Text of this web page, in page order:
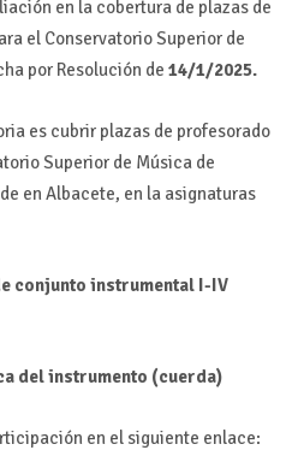
en la cobertura de plazas de
el Conservatorio Superior de
por Resolución de 14/1/2025.
es cubrir plazas de profesorado
Superior de Música de
en Albacete, en la asignaturas
conjunto instrumental I-IV
del instrumento (cuerda)
en el siguiente enlace: